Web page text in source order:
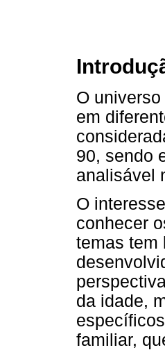
O
em
90, sendo
analisável
O
conhecer
temas tem
da idade,
familiar,